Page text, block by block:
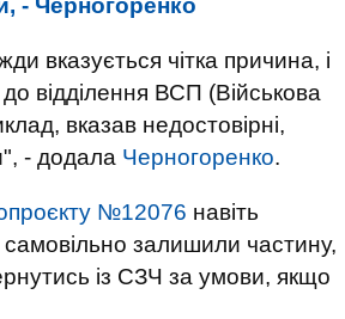
- Черногоренко
вказується чітка причина, і
відділення ВСП (Військова
вказав недостовірні,
- додала Черногоренко.
№12076 навіть
самовільно залишили частину,
із СЗЧ за умови, якщо